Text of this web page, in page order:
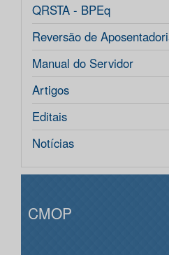
QRSTA - BPEq
Reversão de
Manual do Servidor
Artigos
Editais
Notícias
CMOP